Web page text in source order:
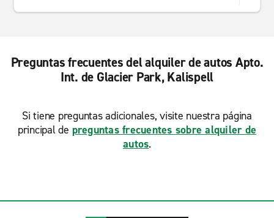
Preguntas frecuentes del alquiler de autos Apto.
Int. de Glacier Park, Kalispell
Si tiene preguntas adicionales, visite nuestra página
principal de preguntas frecuentes sobre alquiler de
autos.